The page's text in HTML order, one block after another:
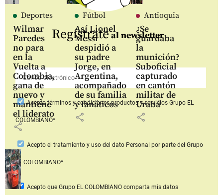
Deportes
Wilmar
Paredes
no para
en la
Vuelta a
Colombia,
gana de
nuevo y
mantiene
el liderato
share
Fútbol
Así Lionel
Messi
despidió a
su padre
Jorge, en
Argentina,
acompañado
de su familia
y fanáticos
share
Antioquia
¿Se
guardaba
la
munición?
Suboficial
capturado
en cantón
militar de
Urabá
share
Regístrateal newsletter
Aceptotérminos y condiciones productos y serviciosGrupo EL
COLOMBIANO*
Acepto el tratamiento y uso del dato Personal por parte del Grupo
EL COLOMBIANO*
Acepto que Grupo EL COLOMBIANOcomparta mis datos